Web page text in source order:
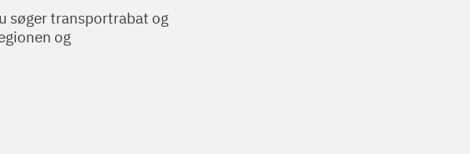
søger transportrabat og
og